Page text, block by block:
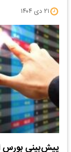
۲۱ دی ۱۴۰۴